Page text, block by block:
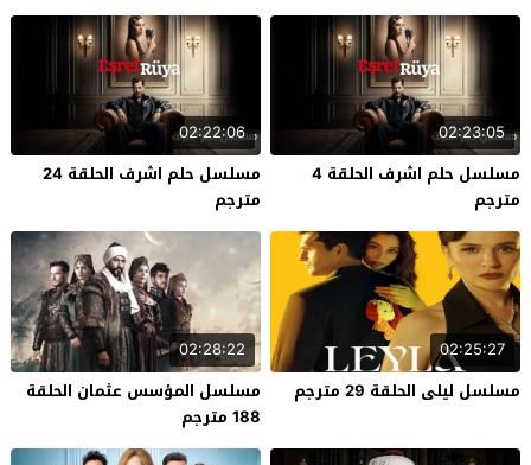
02:23:05
مسلسل حلم اشرف الحلقة 4
مترجم
02:22:06
مسلسل حلم اشرف الحلقة 24
مترجم
02:25:27
مسلسل ليلى الحلقة 29 مترجم
02:28:22
مسلسل المؤسس عثمان الحلقة
188 مترجم